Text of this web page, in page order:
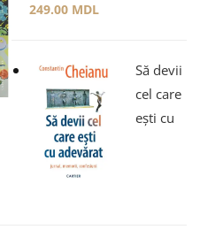
249.00 MDL
Să devii
cel care
ești cu